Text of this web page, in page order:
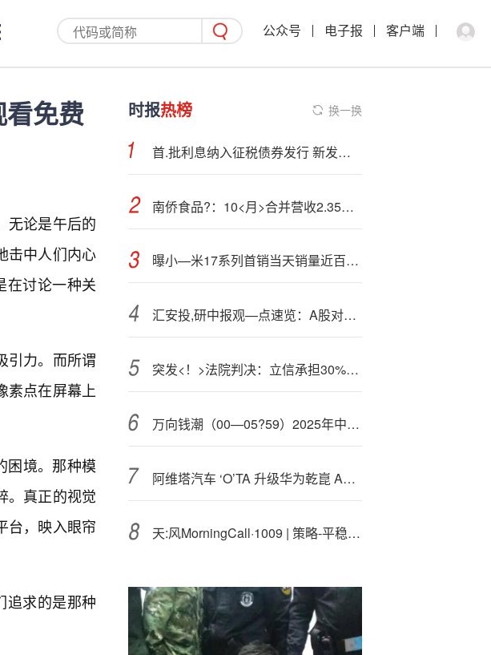
公众号 电子报 客户端
免费
无论是午后的
击中人们内心
在讨论一种关
引力。而所谓
素点在屏幕上
困境。那种模
。真正的视觉
台，映入眼帘
追求的是那种
时报热榜 换一换
首.批利息纳入征税债券发行 新发债券定价博弈将加剧
南侨食品?：10<月>合并营收2.35亿元，同比减少5.27%
曝小—米17系列首销当天销量近百万！生命周期或破千万
汇安投,研中报观—点速览：A股对海外干扰“脱敏” 聚焦内生结构性机会
突发<！>法院判决：立信承担30%连带赔偿，涉案损失金额2.74亿元
万向钱潮（00—05?59）2025年中报简析：营收净利润同比双双增长，盈利能力上升
阿维塔汽车 ‘O’TA 升级华为乾崑 ADS 3.3.2 版本
天:风MorningCall·1009 | 策略-平稳的十一、政策与大类资产、A股动静框架/固收-10月债市/医药-小核酸药物